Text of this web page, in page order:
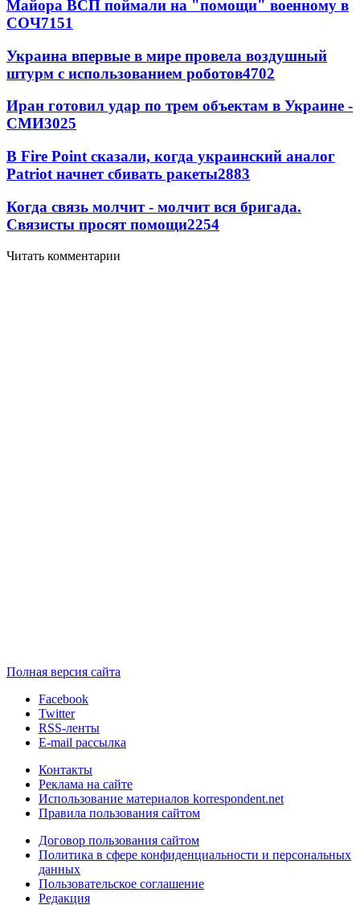
Майора ВСП поймали на "помощи" военному в
СОЧ7151
Украина впервые в мире провела воздушный
штурм с использованием роботов4702
Иран готовил удар по трем объектам в Украине -
СМИ3025
В Fire Point сказали, когда украинский аналог
Patriot начнет сбивать ракеты2883
Когда связь молчит - молчит вся бригада.
Связисты просят помощи2254
Читать комментарии
Полная версия сайта
Facebook
Twitter
RSS-ленты
E-mail рассылка
Контакты
Реклама на сайте
Использование материалов korrespondent.net
Правила пользования сайтом
Договор пользования сайтом
Политика в сфере конфиденциальности и персональных
данных
Пользовательское соглашение
Редакция